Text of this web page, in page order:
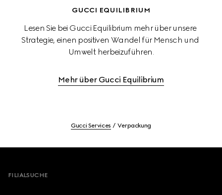
GUCCI EQUILIBRIUM
Lesen Sie bei Gucci Equilibrium mehr über unsere
Strategie, einen positiven Wandel für Mensch und
Umwelt herbeizuführen.
Mehr über Gucci Equilibrium
Gucci Services Verpackung
FILIALSUCHE